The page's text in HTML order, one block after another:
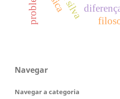
Navegar
Navegar a categoria